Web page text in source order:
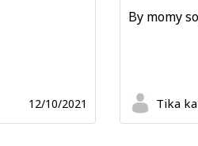
12/10/2021
By momy
Tika